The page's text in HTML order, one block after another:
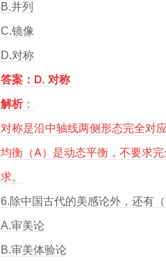
B.并列
C.镜像
D.对称
答案：D. 对称
解析：
对称是沿中轴线两侧形态完全对
均衡（A）是动态平衡，不要求
求。
6.除中国古代的美感论外，还有（
A.审美论
B.审美体验论